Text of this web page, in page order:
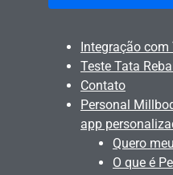
Integração
Teste Tata
Contato
Personal
app
Quero
O que é